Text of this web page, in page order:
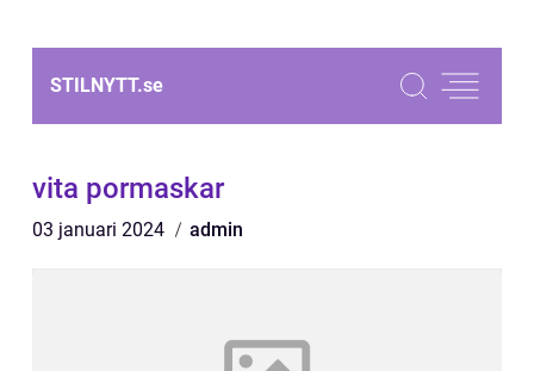
STILNYTT.se
vita pormaskar
03 januari 2024 admin